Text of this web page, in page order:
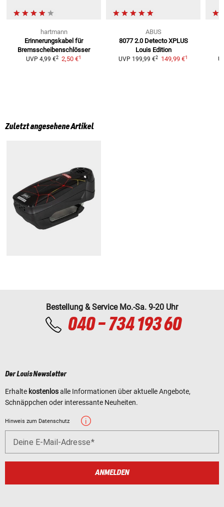
hartmann
Erinnerungskabel für
Bremsscheibenschlösser
UVP 4,99 €2 2,50 €1
ABUS
8077 2.0 Detecto XPLUS
Louis Edition
UVP 199,99 €2 149,99 €1
Zuletzt angesehene Artikel
Bestellung & Service Mo.-Sa. 9-20 Uhr
040 - 734 193 60
Der Louis Newsletter
Erhalte kostenlosalle Informationen über aktuelle Angebote,
Schnäppchen oder interessante Neuheiten.
Hinweis zum Datenschutz
Deine E-Mail-Adresse
ANMELDEN